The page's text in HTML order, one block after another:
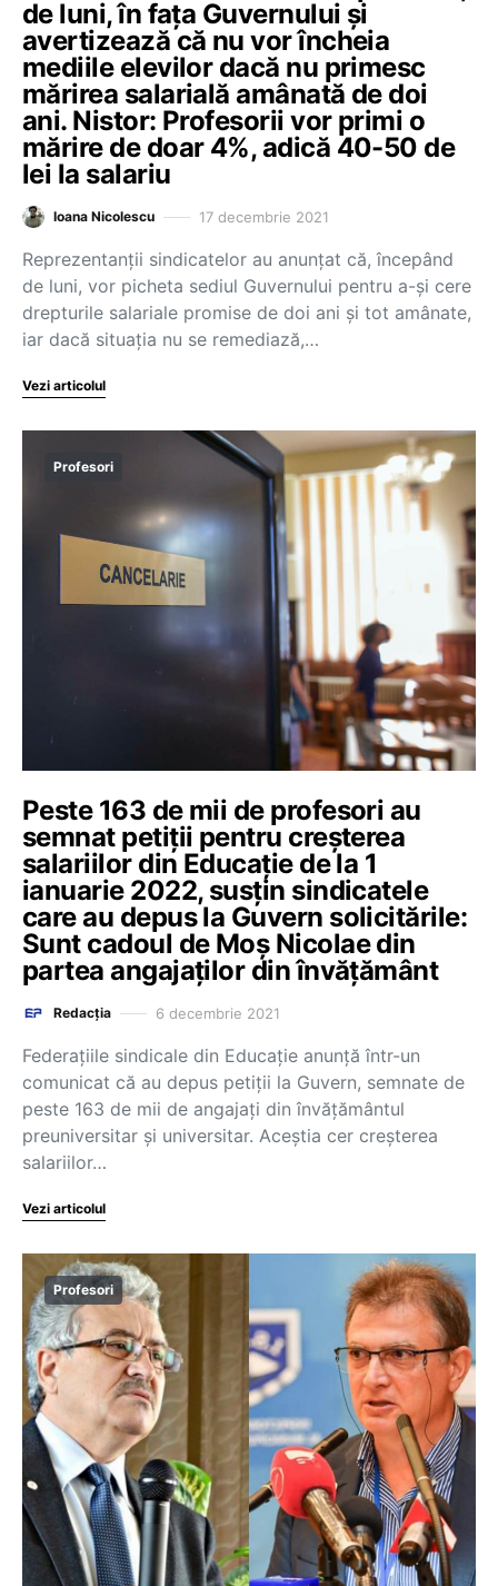
de luni, în fața Guvernului și
avertizează că nu vor încheia
mediile elevilor dacă nu primesc
mărirea salarială amânată de doi
ani. Nistor: Profesorii vor primi o
mărire de doar 4%, adică 40-50 de
lei la salariu
Ioana Nicolescu 17 decembrie 2021
Reprezentanții sindicatelor au anunțat că, începând
de luni, vor picheta sediul Guvernului pentru a-și cere
drepturile salariale promise de doi ani și tot amânate,
iar dacă situația nu se remediază,…
Vezi articolul
Profesori
Peste 163 de mii de profesori au
semnat petiții pentru creșterea
salariilor din Educație de la 1
ianuarie 2022, susțin sindicatele
care au depus la Guvern solicitările:
Sunt cadoul de Moș Nicolae din
partea angajaților din învățământ
Redacția 6 decembrie 2021
Federațiile sindicale din Educație anunță într-un
comunicat că au depus petiții la Guvern, semnate de
peste 163 de mii de angajați din învățământul
preuniversitar și universitar. Aceștia cer creșterea
salariilor…
Vezi articolul
Profesori